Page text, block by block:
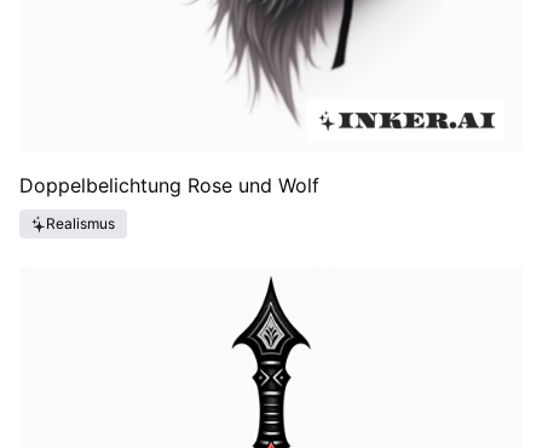
Doppelbelichtung Rose und Wolf
Realismus